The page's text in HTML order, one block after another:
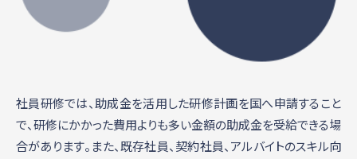
社員研修では、助成金を活用した研修計画を国へ申請すること
で、研修にかかった費用よりも多い金額の助成金を受給できる場
合があります。また、既存社員、契約社員、アルバイトのスキル向